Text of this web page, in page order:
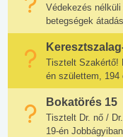
Védekezés
betegségek
Tisztelt Szakértő!
én születtem, 194
Bokatörés 15
Tisztelt Dr. nő /
19-én